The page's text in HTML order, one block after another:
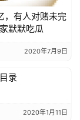
，有人对赌未完
默默吃瓜
2020年7月9日
录
2020年1月11日